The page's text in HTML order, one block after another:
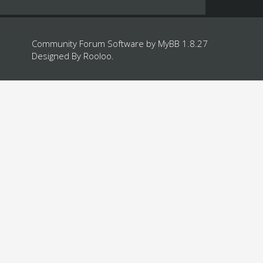
Community Forum Software by MyBB 1.8.27
Designed By Rooloo.